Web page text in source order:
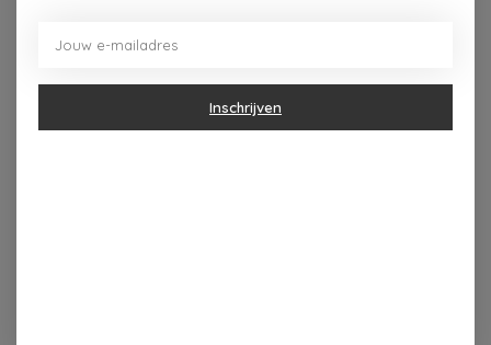
deurmat / kids/ kinderkamer
Inschrijven